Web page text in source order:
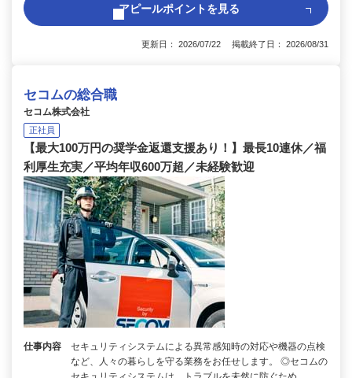
アピールポイントを見る
更新日： 2026/07/22 掲載終了日： 2026/08/31
セコムの総合職
セコム株式会社
正社員
【最大100万円の奨学金返還支援あり！】最長10連休／福
利厚生充実／平均年収600万超／未経験歓迎
仕事内容
セキュリティシステムによる異常感知時の対応や機器の点検
など、人々の暮らしを守る業務をお任せします。 ◎セコムの